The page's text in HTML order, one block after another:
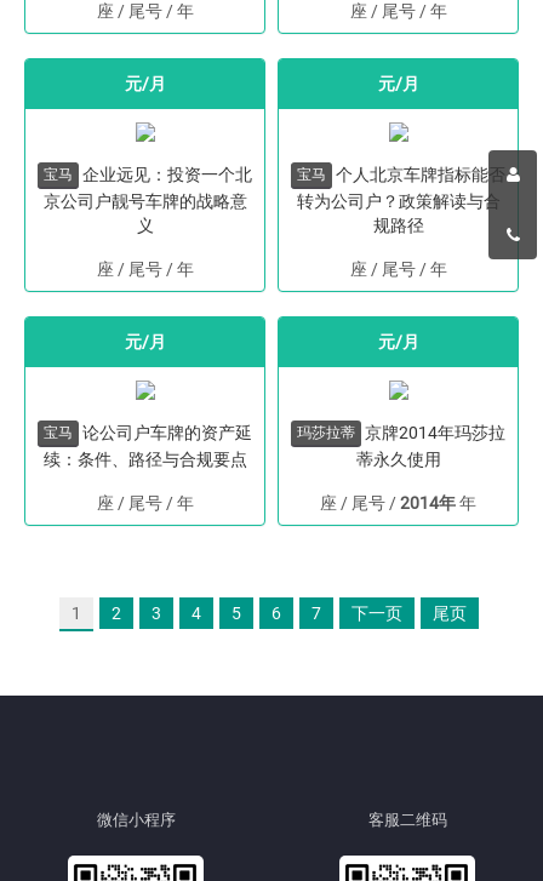
座 / 尾号 /年 座 / 尾号 /年
元/月
宝马
企业远见：投资一个北
京公司户靓号车牌的战略意
义
座 / 尾号 /年
元/月
宝马
个人北京车牌指标能否
转为公司户？政策解读与合
规路径
座 / 尾号 /年
元/月
宝马
论公司户车牌的资产延
续：条件、路径与合规要点
座 / 尾号 /年
元/月
玛莎拉蒂 京牌2014年玛莎拉
蒂永久使用
座 / 尾号 /2014年年
1 2 3 4 5 6 7 下一页 尾页
微信小程序 客服二维码